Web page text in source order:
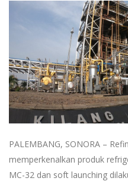
PALEMBANG, SONORA –
memperkenalkan produk
MC-32 dan soft launching